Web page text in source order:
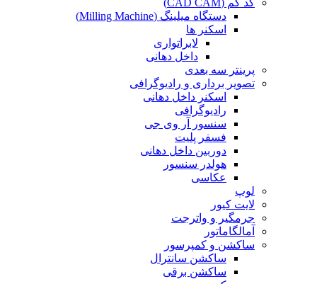
دستگاه میلینگ (Milling Machine)
اسکنر ها
لابراتواری
داخل دهانی
پرینتر سه بعدی
تصویر برداری و رادیوگرافی
اسکنر داخل دهانی
رادیوگرافی
سنسور آر وی جی
فسفر پلیت
دوربین داخل دهانی
هولدر سنسور
عکاسی
لوپ
لایت کیور
جرمگیر و واترجت
آمالگاماتور
ساکشن و کمپرسور
ساکشن سانترال
ساکشن برقی